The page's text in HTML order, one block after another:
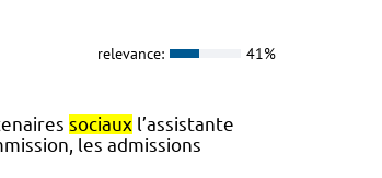
relevance: 41%
sociaux l’assistante
les admissions